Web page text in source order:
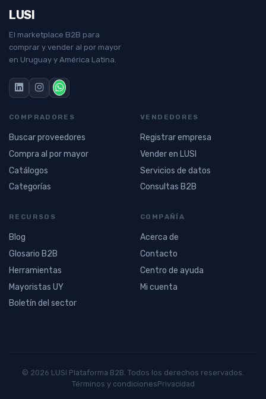
LUSI
El marketplace B2B para
comprar y vender al por mayor
en Uruguay y América Latina.
COMPRADORES
Buscar proveedores
Compra al por mayor
Catálogos
Categorías
VENDEDORES
Registrar empresa
Vender en LUSI
Servicios de datos
Consultas B2B
RECURSOS
Blog
Glosario B2B
Herramientas
Mayoristas UY
Boletín del sector
COMPAÑÍA
Acerca de
Contacto
Centro de ayuda
Mi cuenta
© 2026 LUSI Plataforma B2B. Todos los derechos reservados.
Términos y condicionesPrivacidad